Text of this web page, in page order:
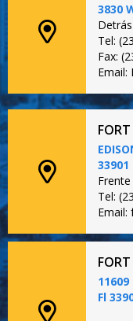
3830
Tel:
Fax:
Email:
FORT
33901
Tel:
FORT
11609
Fl